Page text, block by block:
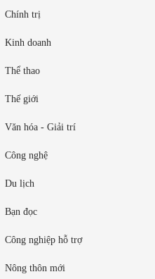
Chính trị
Kinh doanh
Thể thao
Thế giới
Văn hóa - Giải trí
Công nghệ
Du lịch
Bạn đọc
Công nghiệp hỗ trợ
Nông thôn mới